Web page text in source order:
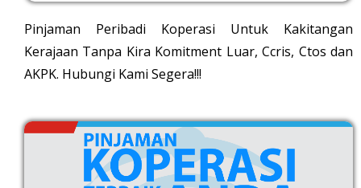
Pinjaman Peribadi Koperasi Untuk Kakitangan
Kerajaan Tanpa Kira Komitment Luar, Ccris, Ctos dan
AKPK. Hubungi Kami Segera!!!